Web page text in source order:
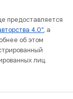
предоставляется
4.0", а
об этом
лиц.